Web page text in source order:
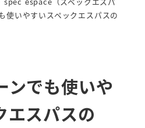
使いやすいスペックエスパスの
ンでも使いや
エスパスの